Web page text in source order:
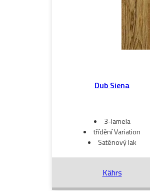
Dub Siena
3-lamela
třídění Variation
Saténový lak
Kährs